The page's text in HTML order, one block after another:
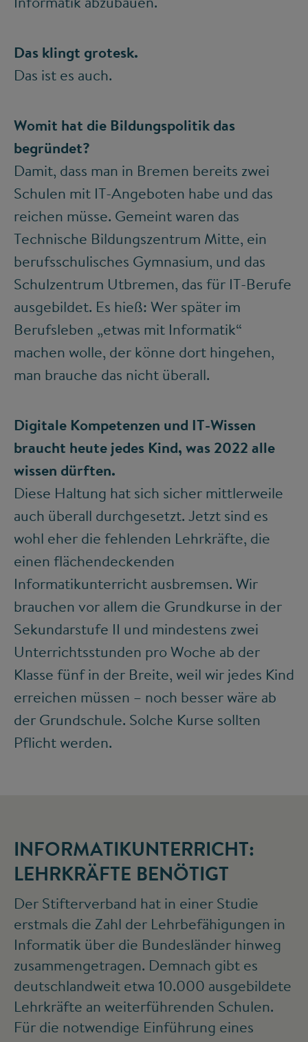
Das klingt grotesk.
Das ist es auch.
Womit hat die Bildungspolitik das
begründet?
Damit, dass man in Bremen bereits zwei
Schulen mit IT-Angeboten habe und das
reichen müsse. Gemeint waren das
Technische Bildungszentrum Mitte, ein
berufsschulisches Gymnasium, und das
Schulzentrum Utbremen, das für IT-Berufe
ausgebildet. Es hieß: Wer später im
Berufsleben „etwas mit Informatik“
machen wolle, der könne dort hingehen,
man brauche das nicht überall.
Digitale Kompetenzen und IT-Wissen
braucht heute jedes Kind, was 2022 alle
wissen dürften.
Diese Haltung hat sich sicher mittlerweile
auch überall durchgesetzt. Jetzt sind es
wohl eher die fehlenden Lehrkräfte, die
einen flächendeckenden
Informatikunterricht ausbremsen. Wir
brauchen vor allem die Grundkurse in der
Sekundarstufe II und mindestens zwei
Unterrichtsstunden pro Woche ab der
Klasse fünf in der Breite, weil wir jedes Kind
erreichen müssen – noch besser wäre ab
der Grundschule. Solche Kurse sollten
Pflicht werden.
INFORMATIKUNTERRICHT:
LEHRKRÄFTE BENÖTIGT
Der Stifterverband hat in einer Studie
erstmals die Zahl der Lehrbefähigungen in
Informatik über die Bundesländer hinweg
zusammengetragen. Demnach gibt es
deutschlandweit etwa 10.000 ausgebildete
Lehrkräfte an weiterführenden Schulen.
Für die notwendige Einführung eines